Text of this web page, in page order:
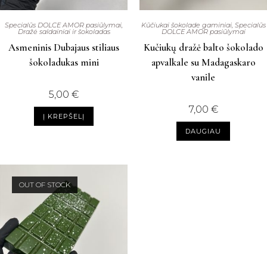
Specialūs DOLCE AMOR pasiūlymai,
Dražė saldainiai ir šokoladas
Asmeninis Dubajaus stiliaus
šokoladukas mini
5,00 €
Į KREPŠELĮ
Kūčiukai šokolade gaminiai, Specialūs
DOLCE AMOR pasiūlymai
Kučiukų dražė balto šokolado
apvalkale su Madagaskaro
vanile
7,00 €
DAUGIAU
OUT OF STOCK